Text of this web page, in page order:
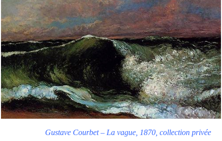
Gustave Courbet – La vague, 1870, collection privée